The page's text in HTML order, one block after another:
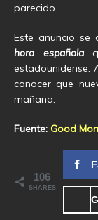
parecido.
Este anuncio se
hora española
estadounidense.
conocer que
mañana.
Fuente: Good
106
SHARES